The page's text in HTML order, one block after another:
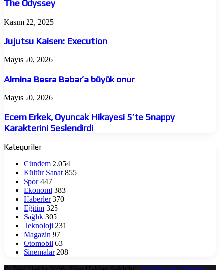
The Odyssey
Jujutsu
Execution
Kasım 22, 2025
Jujutsu Kaisen: Execution
Almina
Babar’a
büyük
onur
Mayıs 20, 2026
Almina Besra Babar’a büyük onur
Ecem
Oyuncak
Hikayesi
5’te
Karakterini
Seslendirdi
Mayıs 20, 2026
Ecem Erkek, Oyuncak Hikayesi 5’te Snappy
Karakterini Seslendirdi
Kategoriler
Gündem 2.054
Kültür Sanat 855
Spor 447
Ekonomi 383
Haberler 370
Eğitim 325
Sağlık 305
Teknoloji 231
Magazin 97
Otomobil 63
Sinemalar 208